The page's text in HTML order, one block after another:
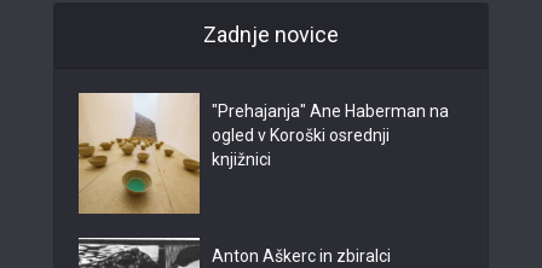
Zadnje novice
"Prehajanja" Ane Haberman na
ogled v Koroški osrednji
knjižnici
Anton Aškerc in zbiralci